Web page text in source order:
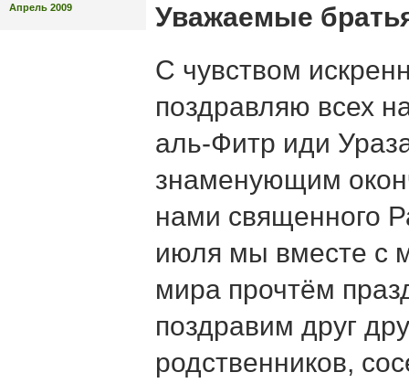
Апрель 2009
Уважаемые
С чувством
поздравляю всех
аль-Фитр иди
знаменующим
нами священного
июля мы вместе с
мира прочтём
поздравим друг
родственников,